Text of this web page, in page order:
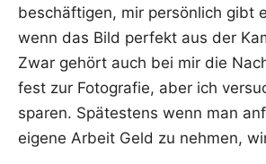
beschäf­ti­gen, mir per­sön­lich gibt
wenn das Bild per­fekt aus der
Zwar gehört auch bei mir die
fest zur Foto­gra­fie, aber ich
spa­ren. Spä­tes­tens wenn man
eige­ne Arbeit Geld zu neh­men,